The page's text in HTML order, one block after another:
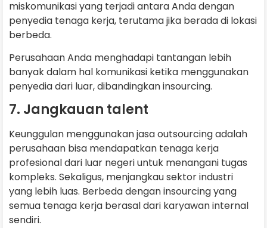
miskomunikasi yang terjadi antara Anda dengan
penyedia tenaga kerja, terutama jika berada di lokasi
berbeda.
Perusahaan Anda menghadapi tantangan lebih
banyak dalam hal komunikasi ketika menggunakan
penyedia dari luar, dibandingkan insourcing.
7. Jangkauan talent
Keunggulan menggunakan jasa outsourcing adalah
perusahaan bisa mendapatkan tenaga kerja
profesional dari luar negeri untuk menangani tugas
kompleks. Sekaligus, menjangkau sektor industri
yang lebih luas. Berbeda dengan insourcing yang
semua tenaga kerja berasal dari karyawan internal
sendiri.